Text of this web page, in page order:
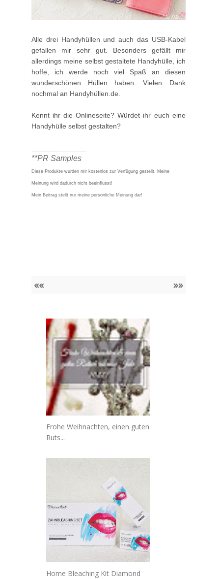
Alle drei Handyhüllen und auch das USB-Kabel
gefallen mir sehr gut. Besonders gefällt mir
allerdings meine selbst gestaltete Handyhülle, ich
hoffe, ich werde noch viel Spaß an diesen
wunderschönen Hüllen haben. Vielen Dank
nochmal an Handyhüllen.de.
Kennt ihr die Onlineseite? Würdet ihr euch eine
Handyhülle selbst gestalten?
**PR Samples
Diese Produkte wurden mir kostenlos zur Verfügung gestellt. Meine
Meinung wird dadurch nicht beeinflusst!
Mein Beitrag stellt nur meine persönliche Meinung dar!
«« »»
Frohe Weihnachten, einen guten
Ruts...
Home Bleaching Kit Diamond